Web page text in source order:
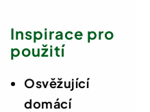
Inspirace pro
použití
Osvěžující
domácí